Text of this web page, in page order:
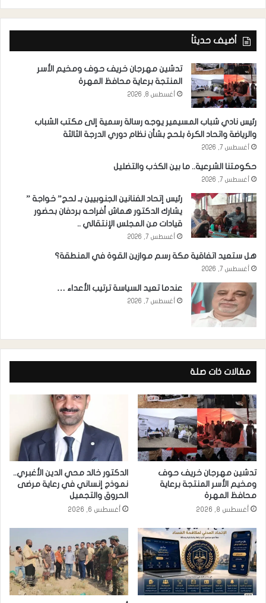
أضيف حديثاً
تدشين مهرجان خريف حوف ومخيم الأسر
المنتجة برعاية محافظ المهرة
أغسطس 8, 2026
رئيس نادي شباب المسيمير يوجه رسالة رسمية إلى مكتب الشباب
والرياضة واتحاد الكرة بلحج بشأن نظام دوري الدرجة الثالثة
أغسطس 7, 2026
حكومتنا الشرعية.. ما بين الكذب والتضليل
أغسطس 7, 2026
رئيس إتحاد الفنانين الجنوبيين بـ لحج” خواجة ”
يشارك الدكتور هماش أفراحه بردفان بحضور
قيادات من المجلس الإنتقالي ..
أغسطس 7, 2026
هل ستعيد اتفاقية مكة رسم موازين القوة في المنطقة؟
أغسطس 7, 2026
عندما تعيد السياسة ترتيب الأعداء …
أغسطس 7, 2026
مقالات ذات صلة
تدشين مهرجان خريف حوف
ومخيم الأسر المنتجة برعاية
محافظ المهرة
أغسطس 8, 2026
الدكتور خالد محي الدين الأغبري..
نموذج إنساني في رعاية مرضى
الحروق والتجميل
أغسطس 6, 2026